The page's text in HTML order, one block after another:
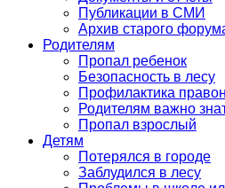
Публикации в СМИ
Архив старого
Родителям
Пропал ребенок
Безопасность в лесу
Профилактика
Родителям важно
Пропал взрослый
Детям
Потерялся в городе
Заблудился в лесу